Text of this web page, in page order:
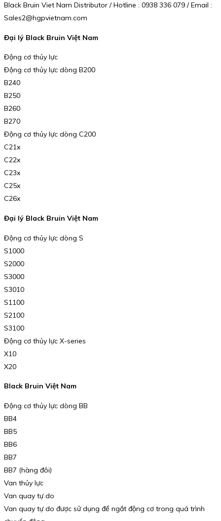
Black Bruin Viet Nam Distributor / Hotline : 0938 336 079 / Email :
Sales2@hgpvietnam.com
Đại lý Black Bruin Việt Nam
Động cơ thủy lực
Động cơ thủy lực dòng B200
B240
B250
B260
B270
Động cơ thủy lực dòng C200
C21x
C22x
C23x
C25x
C26x
Đại lý Black Bruin Việt Nam
Động cơ thủy lực dòng S
S1000
S2000
S3000
S3010
S1100
S2100
S3100
Động cơ thủy lực X-series
X10
X20
Black Bruin Việt Nam
Động cơ thủy lực dòng BB
BB4
BB5
BB6
BB7
BB7 (hàng đôi)
Van thủy lực
Van quay tự do
Van quay tự do được sử dụng để ngắt động cơ trong quá trình